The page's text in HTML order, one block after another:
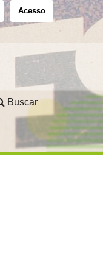
Buscar
Acesso